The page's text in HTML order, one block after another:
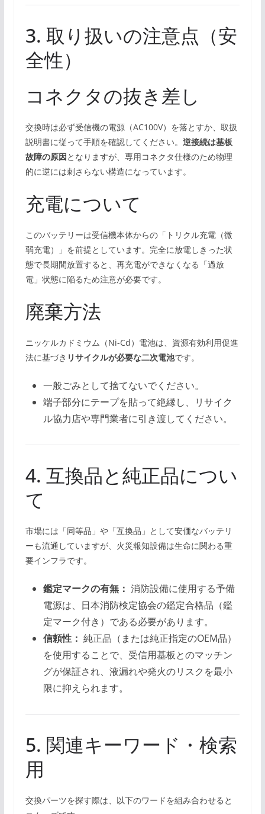
3. 取り扱いの注意点（安
全性）
コネクタの抜き差し
交換時は必ず受信機の電源（AC100V）を落とすか、取扱
説明書に従って手順を確認してください。 逆接続は基板
故障の原因となりますが、専用コネクタ仕様のため物理
的に逆には刺さらない構造になっています。
充電について
このバッテリーは受信機本体からの「トリクル充電（微
弱充電）」を前提としています。完全に放電しきった状
態で長期間放置すると、再充電ができなくなる「過放
電」状態に陥るため注意が必要です。
廃棄方法
ニッケルカドミウム（Ni-Cd）電池は、資源有効利用促進
法に基づき リサイクルが必要な二次電池です。
一般ごみとして捨てないでください。
端子部分にテープを貼って絶縁し、リサイク
ル協力店や専門業者に引き渡してください。
4. 互換品と純正品につい
て
市場には「同等品」や「互換品」として安価なバッテリ
ーも流通していますが、火災報知設備は生命に関わる重
要インフラです。
鑑定マークの有無： 消防設備に使用する予備
電源は、日本消防検定協会の鑑定合格品（鑑
定マーク付き）である必要があります。
信頼性： 純正品（または純正指定のOEM品）
を使用することで、受信用基板とのマッチン
グが保証され、液漏れや発火のリスクを最小
限に抑えられます。
5. 関連キーワード・検索
用
交換パーツを探す際は、以下のワードを組み合わせると